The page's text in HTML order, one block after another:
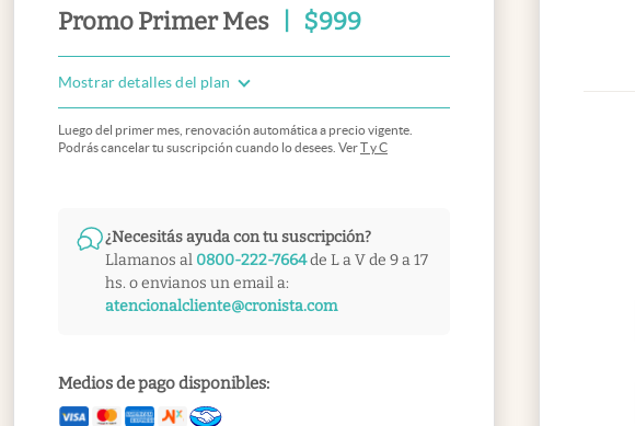
Promo Primer Mes $999
Mostrar detalles del plan
Luego del primer mes, renovación automática a precio vigente.
Podrás cancelar tu suscripción cuando lo desees. VerT y C
¿Necesitás ayuda con tu suscripción?
Llamanos al 0800-222-7664de L a V de 9 a 17
hs. o envianos un email a:
atencionalcliente@cronista.com
Medios de pago disponibles: